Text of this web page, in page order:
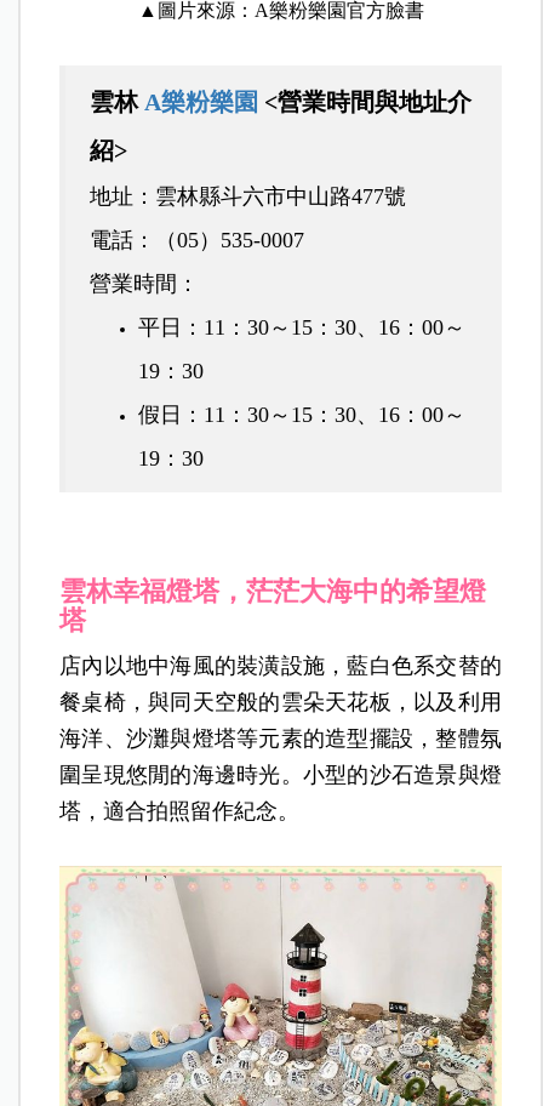
▲圖片來源：A樂粉樂園官方臉書
雲林 A樂粉樂園 <營業時間與地址介
紹>
地址：雲林縣斗六市中山路477號
電話：（05）535-0007
營業時間：
平日：11：30～15：30、16：00～
19：30
假日：11：30～15：30、16：00～
19：30
雲林幸福燈塔，茫茫大海中的希望燈
塔
店內以地中海風的裝潢設施，藍白色系交替的
餐桌椅，與同天空般的雲朵天花板，以及利用
海洋、沙灘與燈塔等元素的造型擺設，整體氛
圍呈現悠閒的海邊時光。小型的沙石造景與燈
塔，適合拍照留作紀念。